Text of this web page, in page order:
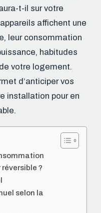
t-il sur votre
affichent une
leur consommation
habitudes
votre logement.
d’anticiper vos
installation pour en
?
selon la